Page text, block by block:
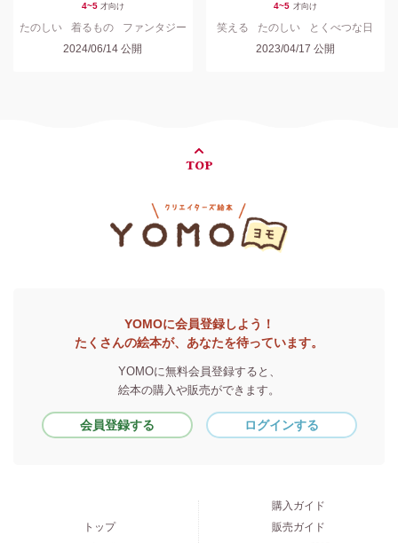
4~5 才向け
たのしい 着るもの
ファンタジー
2024/06/14 公開
4~5 才向け
笑える たのしい
とくべつな日
2023/04/17 公開
TOP
YOMOに会員登録しよう！
たくさんの絵本が、あなたを待っています。
YOMOに無料会員登録すると、
絵本の購入や販売ができます。
会員登録する ログインする
トップ
購入ガイド
販売ガイド